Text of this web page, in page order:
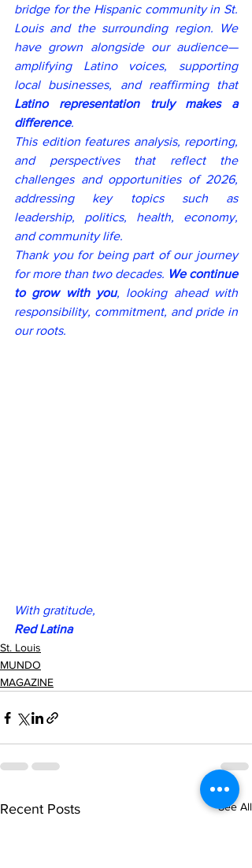
bridge for the Hispanic community in St.
Louis and the surrounding region. We
have grown alongside our audience—
amplifying Latino voices, supporting
local businesses, and reaffirming that
Latino representation truly makes a
difference.
This edition features analysis, reporting,
and perspectives that reflect the
challenges and opportunities of 2026,
addressing key topics such as
leadership, politics, health, economy,
and community life.
Thank you for being part of our journey
for more than two decades. We continue
to grow with you, looking ahead with
responsibility, commitment, and pride in
our roots.
With gratitude,
Red Latina
St. Louis
MUNDO
MAGAZINE
Recent Posts See All